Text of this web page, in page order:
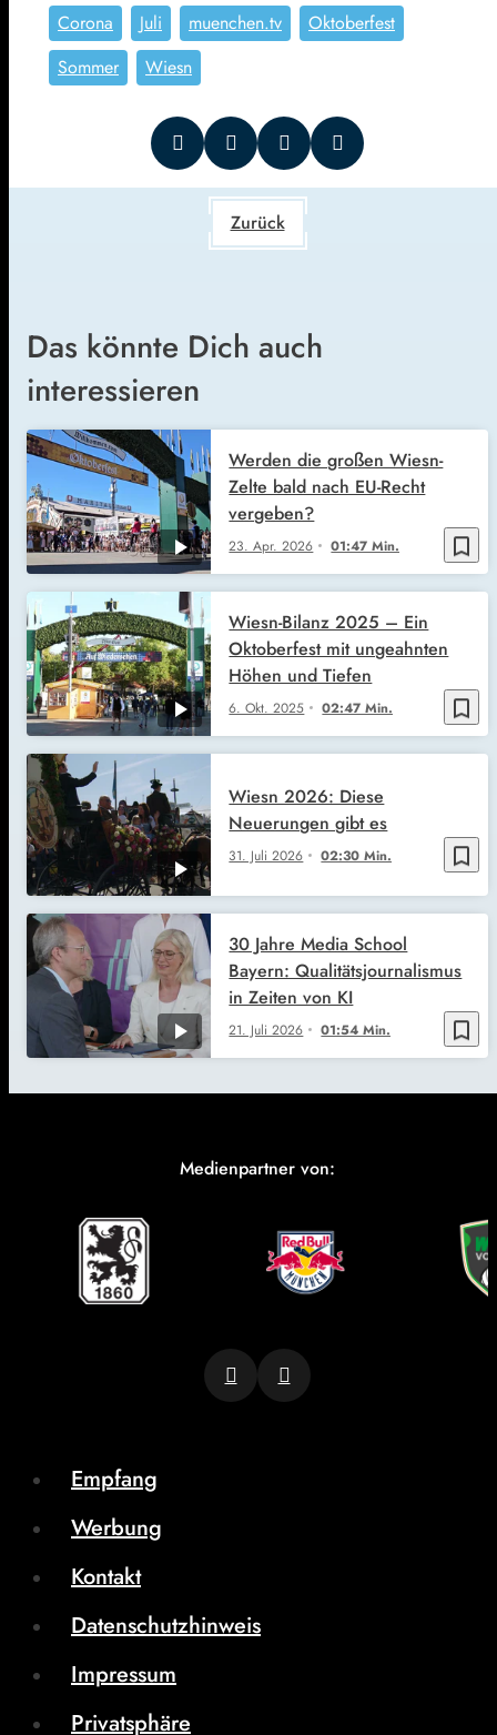
Corona Juli muenchen.tv
Oktoberfest
Sommer
Wiesn
Zurück
Das könnte Dich auch
interessieren
bookmark_border
23. Apr. 2026 01:47 Min.
Werden die großen Wiesn-
Zelte bald nach EU-Recht
vergeben?
bookmark_border
6. Okt. 2025 02:47 Min.
Wiesn-Bilanz 2025 – Ein
Oktoberfest mit ungeahnten
Höhen und Tiefen
bookmark_border
31. Juli 2026 02:30 Min.
Wiesn 2026: Diese
Neuerungen gibt es
bookmark_border
21. Juli 2026 01:54 Min.
30 Jahre Media School
Bayern: Qualitätsjournalismus
in Zeiten von KI
Medienpartner von:
Empfang
Werbung
Kontakt
Datenschutzhinweis
Impressum
Privatsphäre